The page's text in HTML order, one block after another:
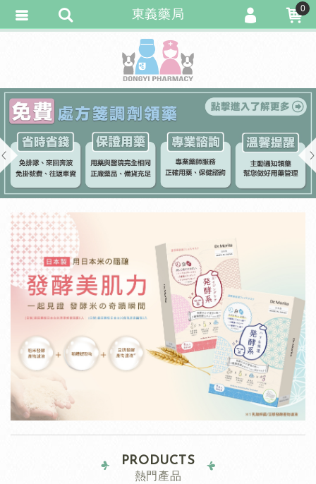
Previous
PRODUCTS
熱門產品
東義藥局 0
會員登入
會員註冊
忘記密碼
訂單查詢
追蹤清單
匯款通知
繁體中文